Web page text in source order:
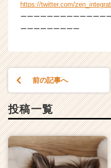
a
r）
https://twitter.com/
ーーーーーーーーーーーーー
ーーーーーーーーー
前の記事へ
投稿一覧